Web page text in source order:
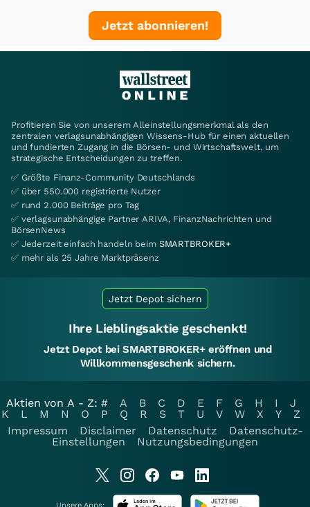
Jetzt abonnieren!
Profitieren Sie von unserem Alleinstellungsmerkmal als den
zentralen verlagsunabhängigen Wissens-Hub für einen aktuellen
und fundierten Zugang in die Börsen- und Wirtschaftswelt, um
strategische Entscheidungen zu treffen.
✅ Größte Finanz-Community Deutschlands
✅ über 550.000 registrierte Nutzer
✅ rund 2.000 Beiträge pro Tag
✅ verlagsunabhängige Partner ARIVA, FinanzNachrichten und
BörsenNews
✅ Jederzeit einfach handeln beim SMARTBROKER+
✅ mehr als 25 Jahre Marktpräsenz
Jetzt Depot sichern
Ihre Lieblingsaktie geschenkt!
Jetzt Depot bei SMARTBROKER+ eröffnen und
Willkommensgeschenk sichern.
Aktien von A - Z: # A B C D E F G H I
J
K
L M N O P Q R S T U V W X Y
Z
Impressum
Disclaimer Datenschutz
Datenschutz-
Einstellungen
Nutzungsbedingungen